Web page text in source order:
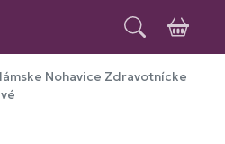
Nohavice Zdravotnícke